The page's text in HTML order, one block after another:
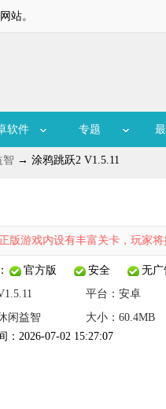
站。
软件 专题
智 → 涂鸦跳跃2 V1.5.11
丰富关卡，玩家将操控熟
官方版 安全 无广
平台： 安卓
闲益智
大小：60.4MB
：2026-07-02 15:27:07